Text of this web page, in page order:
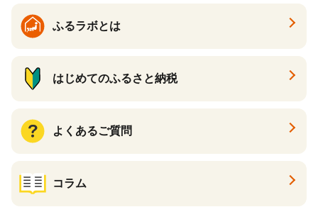
ふるラボとは
はじめてのふるさと納税
よくあるご質問
コラム